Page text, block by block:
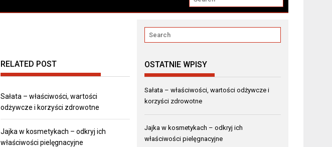
RELATED POST
Sałata – właściwości, wartości
odżywcze i korzyści zdrowotne
Jajka w kosmetykach – odkryj ich
właściwości pielęgnacyjne
OSTATNIE WPISY
Sałata – właściwości, wartości odżywcze i
korzyści zdrowotne
Jajka w kosmetykach – odkryj ich
właściwości pielęgnacyjne